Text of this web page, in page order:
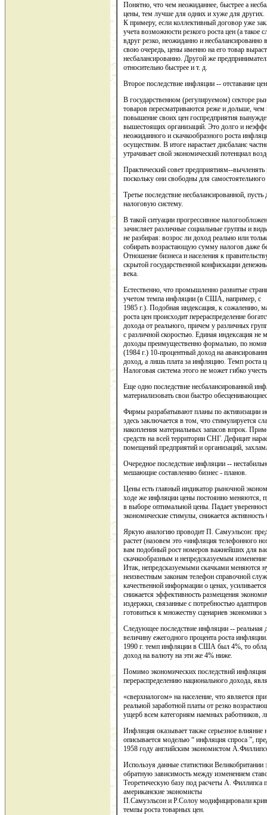
Понятно, что чем неожиданнее, быстрее а
цены, тем лучше для одних и хуже для других.
К примеру, если коллективный договор уже
учета возможности резкого роста цен (а такое
вдруг резко, неожиданно и несбалансированно
свою очередь, цены именно на его товар
несбалансированно. Другой же
относительно быстрее и т. д.
Второе последствие инфляции -- отставание
В государственном (регулируемом) секторе
товаров пересматриваются реже и дольше,
повышение своих цен госпредприятия
вышестоящих организаций. Это долго и
неожиданного и скачкообразного роста
осуществим. В итоге нарастает дисбаланс
утрачивает свой экономический потенциал
Практический совет предприятиям--
поскольку они свободны для
Третье последствие несбалансированной,
налоговую систему.
В такой ситуации прогрессивное
зачисляет различные социальные группы и
не разбирая: возрос ли доход реально или
собирать возрастающую сумму налогов даже
Отношение бизнеса и населения к
скрытой государственной конфискации
века.
Естественно, что промышленно развитые
учетом темпа инфляции (в США, например, с
1985 г.). Подобная индексация, к сожалению,
роста цен происходит перераспределение
дохода от реального, причем у различных
с различной скоростью. Единая индексация
доходы преимущественно формально, по
(1984 г.) 10-процентный доход на
доход, а лишь плата за инфляцию. Темп роста
Налоговая система этого не может гибко
Еще одно последствие несбалансированной
материализовать свои быстро
Фирмы разрабатывают планы по активизации
здесь заключается в том, что стимулируется
накопления материальных запасов впрок.
средств на всей территории СНГ. Дефицит
помещений предприятий и организаций,
Очередное последствие инфляции --
мешающие составлению бизнес - планов.
Цены есть главный индикатор рыночной
ходе же инфляции цены постоянно меняются,
в выборе оптимальной цены. Падает
экономические стимулы, снижается активность
Яркую аналогию проводит П. Самуэльсон:
растет (назовем это «инфляция телефонного
вам подобный рост номеров важнейших для
скачкообразным и непредсказуемым
Итак, непредсказуемыми скачками меняются
неизвестным законам телефон справочной
качественной информации о ценах,
снижается эффективность размещения
издержки, связанные с потребностью
готовиться к множеству сценариев экономики
Следующее последствие инфляции -- реальная
величину ежегодного процента роста
1990 г. темп инфляции в США был 4%, то
доход на валюту на эти же 4% ниже.
Помимо экономических последствий
перераспределению национального дохода,
«сверхналогом» на население, что является
реальной заработной платы от резко
ущерб всем категориям наемных работников,
Инфляция оказывает также серьезное влияние
описывается моделью “ инфляция спроса ”,
1958 году английским экономистом
Используя данные статистики
обратную зависимость между изменением
Теоретическую базу под расчеты А.
американские экономисты
П.Самуэльсон и Р.Солоу модифицировали
темпы роста товарных цен.